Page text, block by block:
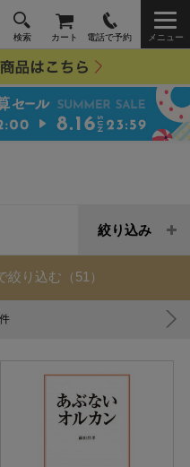
検索 カート 電話で予約 メニュー
絞り込み
り込む（51）
件